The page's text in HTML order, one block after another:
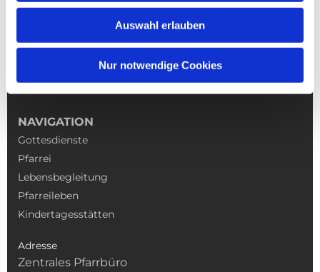
Auswahl erlauben
Nur notwendige Cookies
NAVIGATION
Gottesdienste
Pfarrei
Lebensbegleitung
Pfarreileben
Kindertagesstätten
Adresse
Zentrales Pfarrbüro